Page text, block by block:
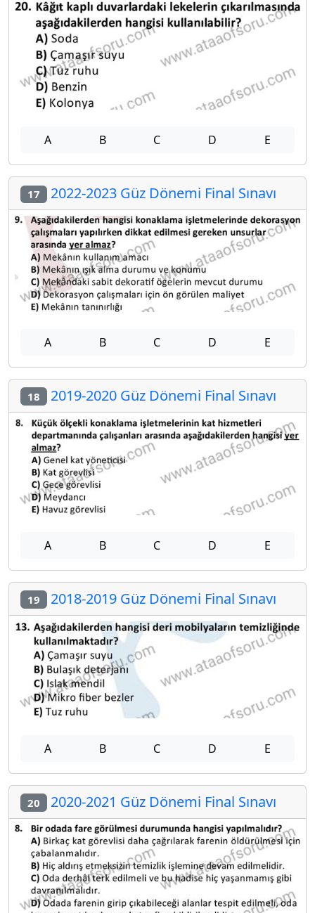
A B C D E
17 2022-2023 Güz Dönemi Final Sınavı
A B C D E
18 2019-2020 Güz Dönemi Final Sınavı
A B C D E
19 2018-2019 Güz Dönemi Final Sınavı
A B C D E
20 2020-2021 Güz Dönemi Final Sınavı